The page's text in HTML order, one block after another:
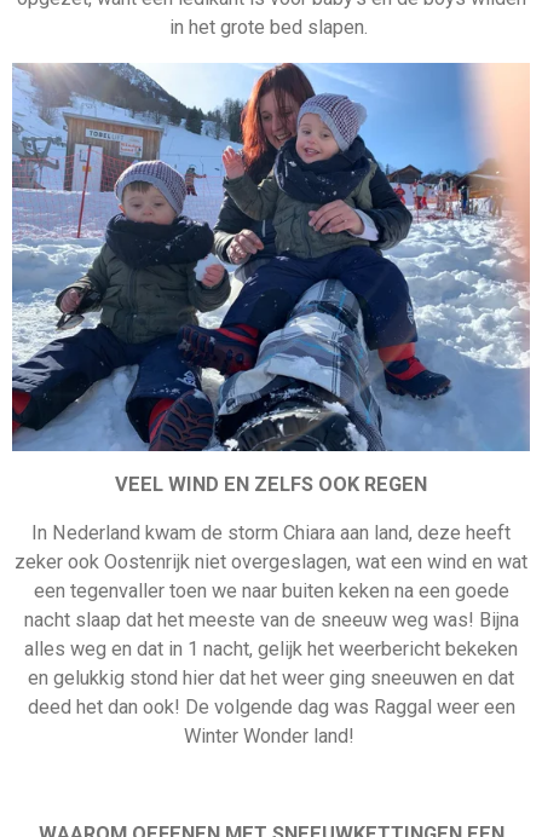
in het grote bed slapen.
VEEL WIND EN ZELFS OOK REGEN
In Nederland kwam de storm Chiara aan land, deze heeft
zeker ook Oostenrijk niet overgeslagen, wat een wind en wat
een tegenvaller toen we naar buiten keken na een goede
nacht slaap dat het meeste van de sneeuw weg was! Bijna
alles weg en dat in 1 nacht, gelijk het weerbericht bekeken
en gelukkig stond hier dat het weer ging sneeuwen en dat
deed het dan ook! De volgende dag was Raggal weer een
Winter Wonder land!